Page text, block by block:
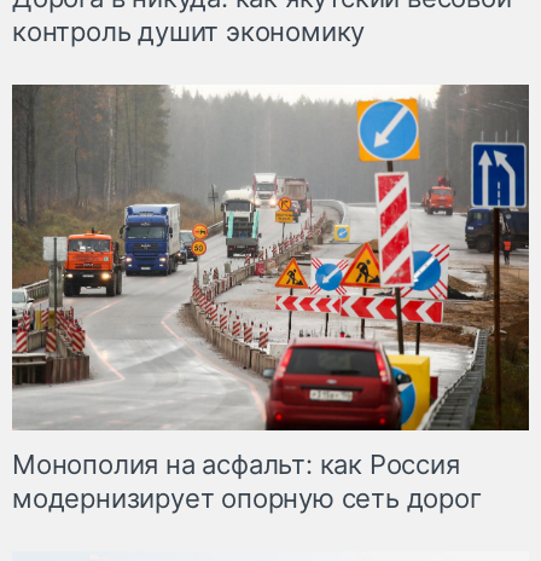
контроль душит экономику
Монополия на асфальт: как Россия
модернизирует опорную сеть дорог